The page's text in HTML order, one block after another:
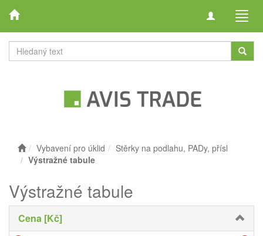
Toggle
Vybavení pro úklid
Stěrky na podlahu, PADy, přísl
Výstražné tabule
Výstražné tabule
Cena [Kč]